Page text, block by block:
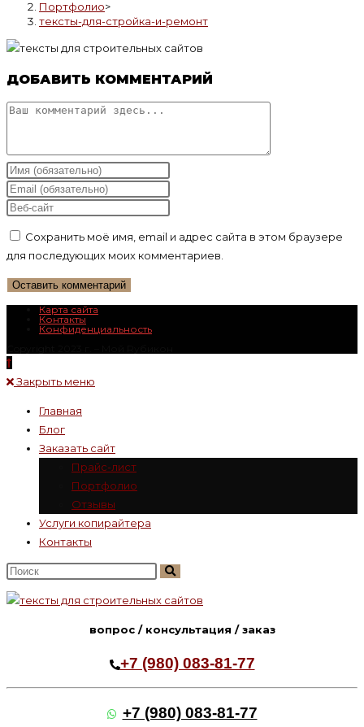
Портфолио>
тексты-для-стройка-и-ремонт
ДОБАВИТЬ КОММЕНТАРИЙ
Комментарий
Введите
свое
имя
имя
пользователя,
чтобы
Введите
свой
адрес,
чтобы
прокомментировать
Введите
вашего
веб-
сайта
Сохранить моё имя, email и адрес сайта в этом браузере
для последующих моих комментариев.
Карта сайта
Контакты
Конфиденциальность
Закрыть меню
Главная
Блог
Заказать сайт
Прайс-лист
Портфолио
Отзывы
Услуги копирайтера
Контакты
Поиск
на
сайте
вопрос / консультация / заказ
+7 (980) 083-81-77
+7 (980) 083-81-77